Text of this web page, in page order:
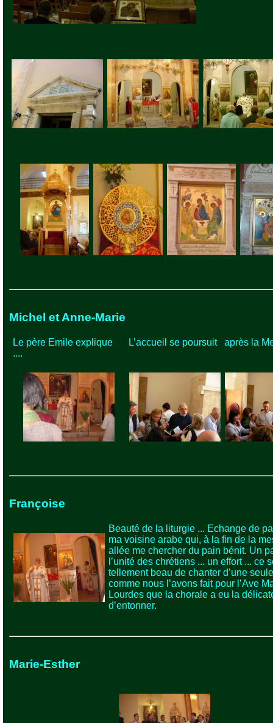
Michel et Anne-Marie
Le père Emile explique
....
L’accueil se poursuit après la
Françoise
Beauté de la liturgie ... Echange de
ma voisine arabe qui, à la fin de la
allée me chercher du pain bénit. Un
l’unité des chrétiens ... un effort ... ce
tellement beau de chanter d’une
comme nous l’avons fait pour l’Ave
Lourdes que la chorale a eu la
d’entonner.
Marie-Esther